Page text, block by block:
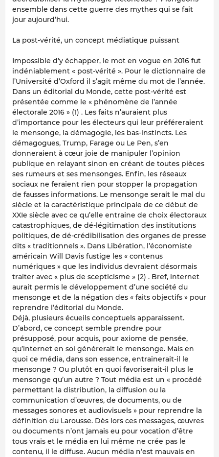
ensemble dans cette guerre des mythes qui se fait
jour aujourd’hui.
La post-vérité, un concept médiatique puissant
Impossible d’y échapper, le mot en vogue en 2016 fut
indéniablement « post-vérité ». Pour le dictionnaire de
l’Université d’Oxford il s’agit même du mot de l’année.
Dans un éditorial du Monde, cette post-vérité est
présentée comme le « phénomène de l’année
électorale 2016 » (1) . Les faits n’auraient plus
d’importance pour les électeurs qui leur préféreraient
le mensonge, la démagogie, les bas-instincts. Les
démagogues, Trump, Farage ou Le Pen, s’en
donneraient à cœur joie de manipuler l’opinion
publique en relayant sinon en créant de toutes pièces
ses rumeurs et ses mensonges. Enfin, les réseaux
sociaux ne feraient rien pour stopper la propagation
de fausses informations. Le mensonge serait le mal du
siècle et la caractéristique principale de ce début de
XXIe siècle avec ce qu’elle entraine de choix électoraux
catastrophiques, de dé-légitimation des institutions
politiques, de dé-crédibilisation des organes de presse
dits « traditionnels ». Dans Libération, l’économiste
américain Will Davis fustige les « contenus
numériques » que les individus devraient désormais
traiter avec « plus de scepticisme » (2) . Bref, internet
aurait permis le développement d’une société du
mensonge et de la négation des « faits objectifs » pour
reprendre l’éditorial du Monde.
Déjà, plusieurs écueils conceptuels apparaissent.
D’abord, ce concept semble prendre pour
présupposé, pour acquis, pour axiome de pensée,
qu’internet en soi générerait le mensonge. Mais en
quoi ce média, dans son essence, entrainerait-il le
mensonge ? Ou plutôt en quoi favoriserait-il plus le
mensonge qu’un autre ? Tout média est un « procédé
permettant la distribution, la diffusion ou la
communication d’œuvres, de documents, ou de
messages sonores et audiovisuels » pour reprendre la
définition du Larousse. Dès lors ces messages, œuvres
ou documents n’ont jamais eu pour vocation d’être
tous vrais et le média en lui même ne crée pas le
contenu, il le diffuse. Aucun média n’est mauvais en